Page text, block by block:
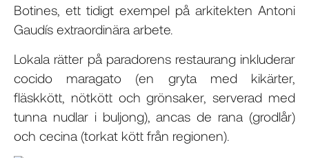
Botines, ett tidigt exempel på arkitekten Antoni
Gaudís extraordinära arbete.
Lokala rätter på paradorens restaurang inkluderar
cocido maragato (en gryta med kikärter,
fläskkött, nötkött och grönsaker, serverad med
tunna nudlar i buljong), ancas de rana (grodlår)
och cecina (torkat kött från regionen).